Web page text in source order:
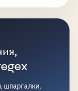
шпаргалки,